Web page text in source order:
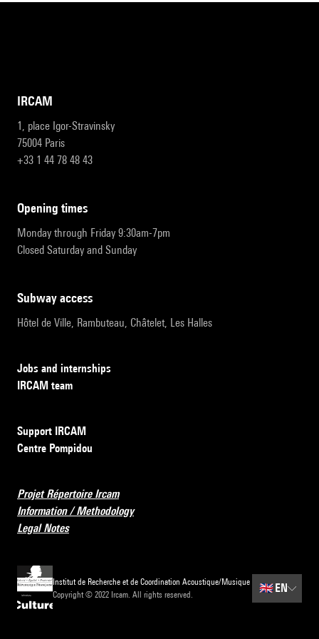
IRCAM
1, place Igor-Stravinsky
75004 Paris
+33 1 44 78 48 43
opening times
Monday through Friday 9:30am-7pm
Closed Saturday and Sunday
subway access
Hôtel de Ville, Rambuteau, Châtelet, Les Halles
Jobs and internships
IRCAM team
Support IRCAM
Centre Pompidou
Projet Répertoire Ircam
Information / Methodology
Legal Notes
Institut de Recherche et de Coordination Acoustique/Musique
Copyright © 2022 Ircam. All rights reserved.
🇬🇧 EN